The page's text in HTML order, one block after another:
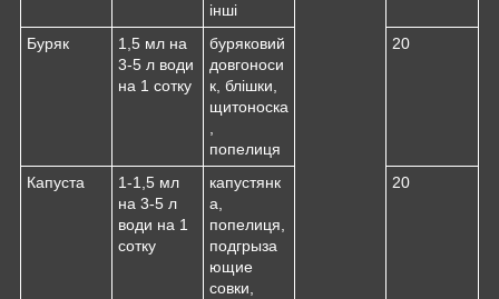
інші
Буряк
1,5 мл на
3-5 л води
на 1 сотку
буряковий
довгоноси
к, блішки,
щитоноска
попелиця
20
Капуста
1-1,5 мл
на 3-5 л
води на 1
сотку
капустянк
а,
попелиця,
подгрыза
ющие
совки,
20